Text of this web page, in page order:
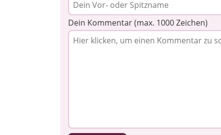
Dein Kommentar (max. 1000 Zeichen)